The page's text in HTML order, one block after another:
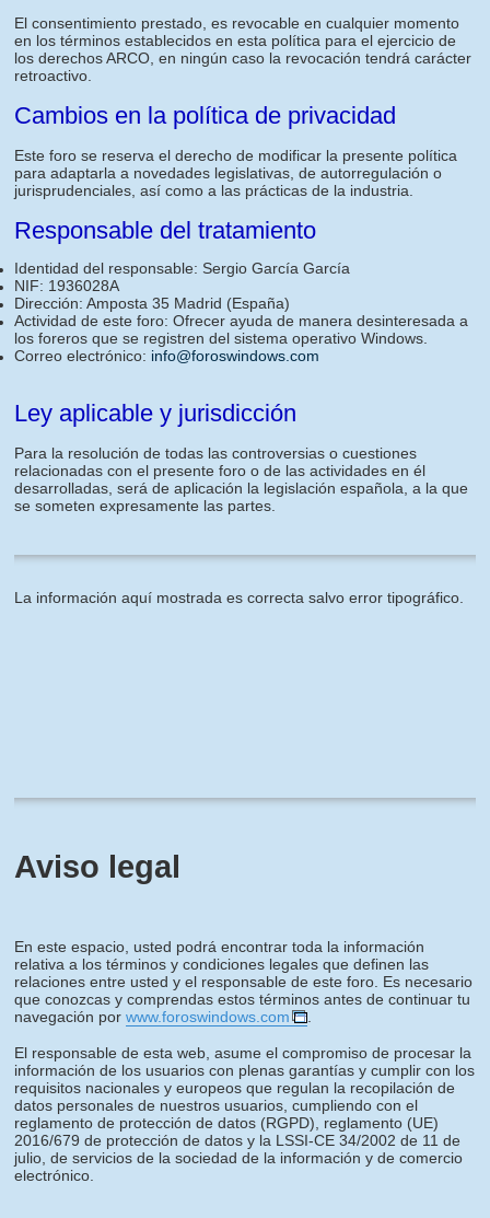
El consentimiento prestado, es revocable en cualquier momento
en los términos establecidos en esta política para el ejercicio de
los derechos ARCO, en ningún caso la revocación tendrá carácter
retroactivo.
Cambios en la política de privacidad
Este foro se reserva el derecho de modificar la presente política
para adaptarla a novedades legislativas, de autorregulación o
jurisprudenciales, así como a las prácticas de la industria.
Responsable del tratamiento
Identidad del responsable: Sergio García García
NIF: 1936028A
Dirección: Amposta 35 Madrid (España)
Actividad de este foro: Ofrecer ayuda de manera desinteresada a
los foreros que se registren del sistema operativo Windows.
Correo electrónico: info@foroswindows.com
Ley aplicable y jurisdicción
Para la resolución de todas las controversias o cuestiones
relacionadas con el presente foro o de las actividades en él
desarrolladas, será de aplicación la legislación española, a la que
se someten expresamente las partes.
La información aquí mostrada es correcta salvo error tipográfico.
Aviso legal
En este espacio, usted podrá encontrar toda la información
relativa a los términos y condiciones legales que definen las
relaciones entre usted y el responsable de este foro. Es necesario
que conozcas y comprendas estos términos antes de continuar tu
navegación por www.foroswindows.com
El responsable de esta web, asume el compromiso de procesar la
información de los usuarios con plenas garantías y cumplir con los
requisitos nacionales y europeos que regulan la recopilación de
datos personales de nuestros usuarios, cumpliendo con el
reglamento de protección de datos (RGPD), reglamento (UE)
2016/679 de protección de datos y la LSSI-CE 34/2002 de 11 de
julio, de servicios de la sociedad de la información y de comercio
electrónico.